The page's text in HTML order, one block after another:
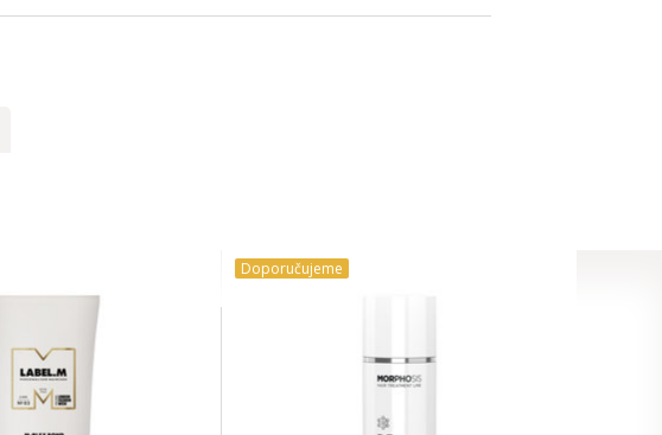
Doporučujeme